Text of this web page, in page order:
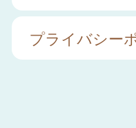
プライバシー